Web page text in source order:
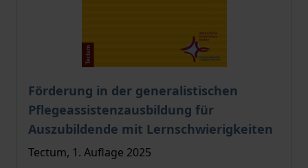
Förderung in der generalistischen
Pflegeassistenzausbildung für
Auszubildende mit Lernschwierigkeiten
Der Preis dieses Titels richtet sich nach der
Tectum, 1. Auflage 2025